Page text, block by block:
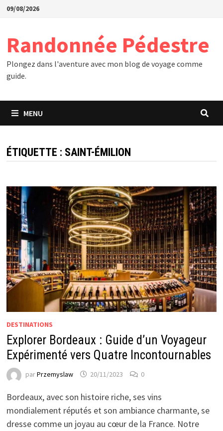
Passer
09/08/2026
Randonnée Pédestre
Plongez dans l'aventure avec mon blog de voyage comme
guide.
MENU
ÉTIQUETTE : SAINT-ÉMILION
DESTINATIONS
Explorer Bordeaux : Guide d’un Voyageur
Expérimenté vers Quatre Incontournables
parPrzemyslaw 20/11/2023 0
Bordeaux, avec son histoire riche, ses vins
mondialement réputés et son ambiance charmante, se
dresse comme un joyau au cœur de la France. Notre